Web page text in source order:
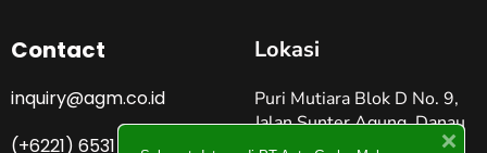
Contact
inquiry@agm.co.id
(+6221) 6531 4274
Lokasi
Puri Mutiara Blok D No. 9,
Jalan Sunter Agung, Danau
Sunter Jakarta Utara –